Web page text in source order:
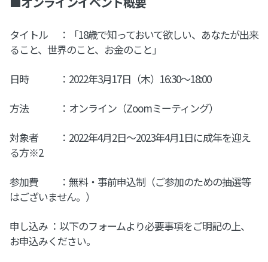
タイトル ：「18歳で知っておいて欲しい、あなたが出来
ること、世界のこと、お金のこと」
日時 ：2022年3月17日（木）16:30〜18:00
方法 ：オンライン（Zoomミーティング）
対象者 ：2022年4月2日～2023年4月1日に成年を迎え
る方※2
参加費 ：無料・事前申込制（ご参加のための抽選等
はございません。）
申し込み ：以下のフォームより必要事項をご明記の上、
お申込みください。